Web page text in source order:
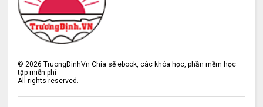
© 2026 TruongDinhVn Chia sẽ ebook, các khóa học, phần mềm học
tập miễn phí
All rights reserved.